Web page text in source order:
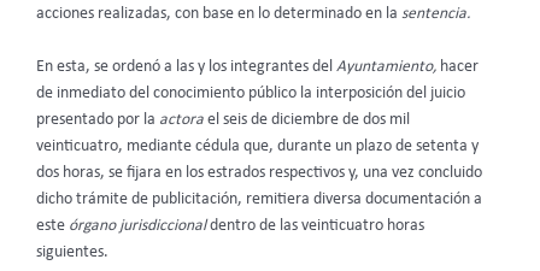
acciones realizadas, con base en lo determinado en la sentencia.
En esta, se ordenó a las y los integrantes del Ayuntamiento, hacer
de inmediato del conocimiento público la interposición del juicio
presentado por la actora el seis de diciembre de dos mil
veinticuatro, mediante cédula que, durante un plazo de setenta y
dos horas, se fijara en los estrados respectivos y, una vez concluido
dicho trámite de publicitación, remitiera diversa documentación a
este órgano jurisdiccionaldentro de las veinticuatro horas
siguientes.